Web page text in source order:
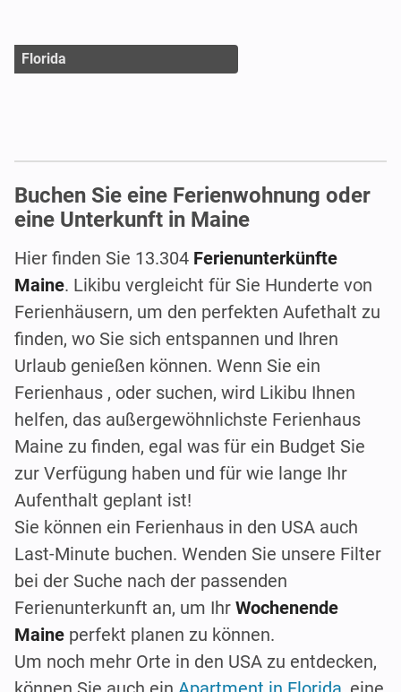
Florida
Buchen Sie eine Ferienwohnung oder
eine Unterkunft in Maine
Hier finden Sie 13.304 Ferienunterkünfte
Maine. Likibu vergleicht für Sie Hunderte von
Ferienhäusern, um den perfekten Aufethalt zu
finden, wo Sie sich entspannen und Ihren
Urlaub genießen können. Wenn Sie ein
Ferienhaus , oder suchen, wird Likibu Ihnen
helfen, das außergewöhnlichste Ferienhaus
Maine zu finden, egal was für ein Budget Sie
zur Verfügung haben und für wie lange Ihr
Aufenthalt geplant ist!
Sie können ein Ferienhaus in den USA auch
Last-Minute buchen. Wenden Sie unsere Filter
bei der Suche nach der passenden
Ferienunterkunft an, um Ihr Wochenende
Maine perfekt planen zu können.
Um noch mehr Orte in den USA zu entdecken,